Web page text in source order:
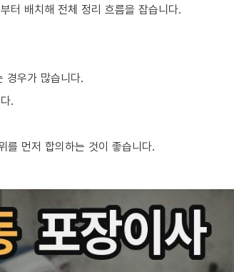
터 배치해 전체 정리 흐름을 잡습니다.
경우가 많습니다.
.
를 먼저 합의하는 것이 좋습니다.